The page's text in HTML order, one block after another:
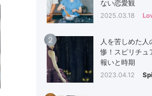
ない恋愛観
2025.03.18
2
人を苦しめた人
惨！スピリチュ
報いと時期
2023.04.12